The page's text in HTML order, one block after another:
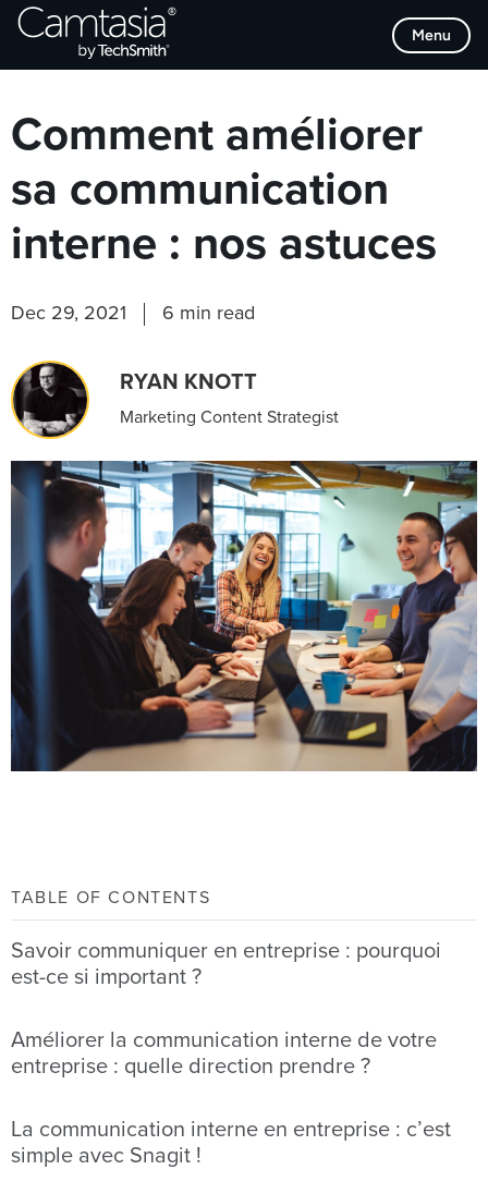
Passer
directement
Menu
Browse Categories
Comment améliorer
sa communication
interne : nos astuces
Dec 29, 2021 6 min read
RYAN KNOTT
Marketing Content Strategist
TABLE OF CONTENTS
Savoir communiquer en entreprise : pourquoi
est-ce si important ?
Améliorer la communication interne de votre
entreprise : quelle direction prendre ?
La communication interne en entreprise : c’est
simple avec Snagit !